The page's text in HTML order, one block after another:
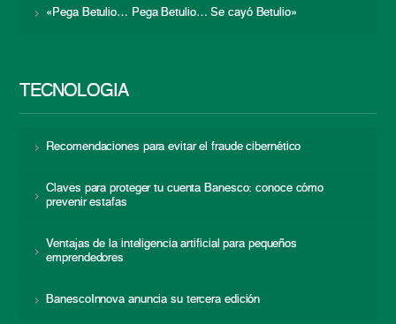
«Pega Betulio… Pega Betulio… Se cayó Betulio»
TECNOLOGÍA
Recomendaciones para evitar el fraude cibernético
Claves para proteger tu cuenta Banesco: conoce cómo
prevenir estafas
Ventajas de la inteligencia artificial para pequeños
emprendedores
BanescoInnova anuncia su tercera edición